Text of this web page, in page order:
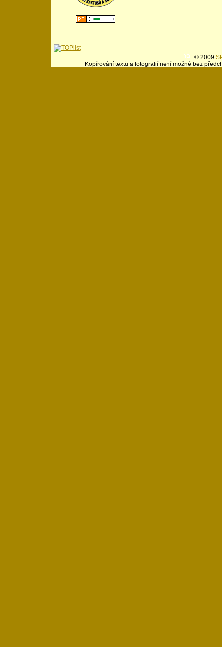
© 2009
Kopírování textů a fotografií není možné bez